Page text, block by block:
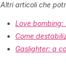
Altri articoli che
Love
Come
Gaslighter: a